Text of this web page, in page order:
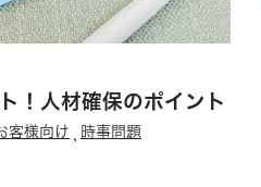
！人材確保のポイント
客様向け 時事問題